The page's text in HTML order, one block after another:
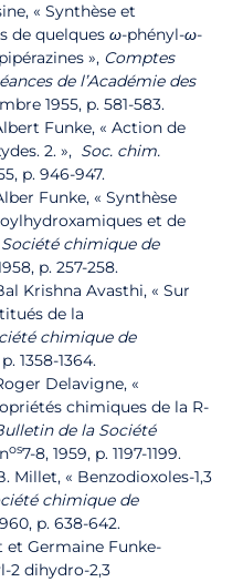
« Synthèse et
de quelques ω-phényl-ω-
», Comptes
de l’Académie des
1955, p. 581-583.
Funke, « Action de
2. », Soc. chim.
p. 946-947.
Funke, « Synthèse
et de
chimique de
p. 257-258.
Krishna Avasthi, « Sur
de la
chimique de
p. 1358-1364.
Delavigne, «
chimiques de la R-
de la Société
os7-8,‎ 1959, p. 1197-1199.
Millet, « Benzodioxoles-1,3
chimique de
p. 638-642.
et Germaine Funke-
2 dihydro-2,3